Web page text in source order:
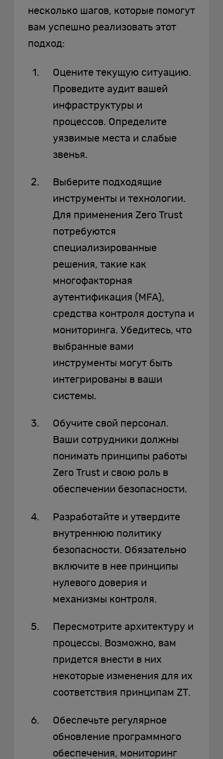
несколько шагов, которые помогут
вам успешно реализовать этот
подход:
Оцените текущую ситуацию.
Проведите аудит вашей
инфраструктуры и
процессов. Определите
уязвимые места и слабые
звенья.
Выберите подходящие
инструменты и технологии.
Для применения Zero Trust
потребуются
специализированные
решения, такие как
многофакторная
аутентификация (MFA),
средства контроля доступа и
мониторинга. Убедитесь, что
выбранные вами
инструменты могут быть
интегрированы в ваши
системы.
Обучите свой персонал.
Ваши сотрудники должны
понимать принципы работы
Zero Trust и свою роль в
обеспечении безопасности.
Разработайте и утвердите
внутреннюю политику
безопасности. Обязательно
включите в нее принципы
нулевого доверия и
механизмы контроля.
Пересмотрите архитектуру и
процессы. Возможно, вам
придется внести в них
некоторые изменения для их
соответствия принципам ZT.
Обеспечьте регулярное
обновление программного
обеспечения, мониторинг